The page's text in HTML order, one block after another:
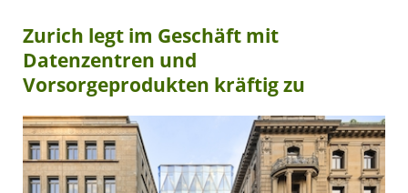
Zurich legt im Geschäft mit
Datenzentren und
Vorsorgeprodukten kräftig zu